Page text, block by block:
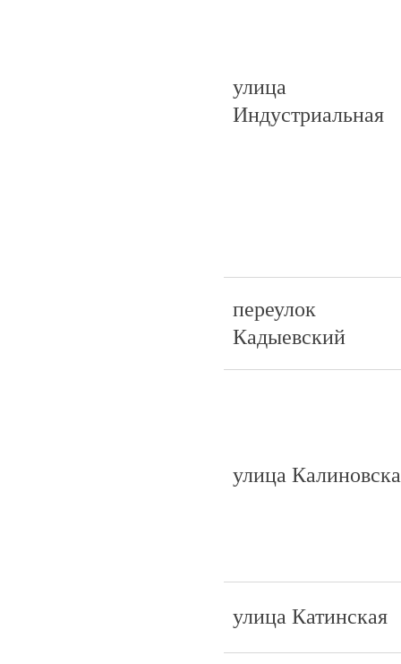
улица
Индустриальная
переулок
Кадыевский
улица
улица Катинская